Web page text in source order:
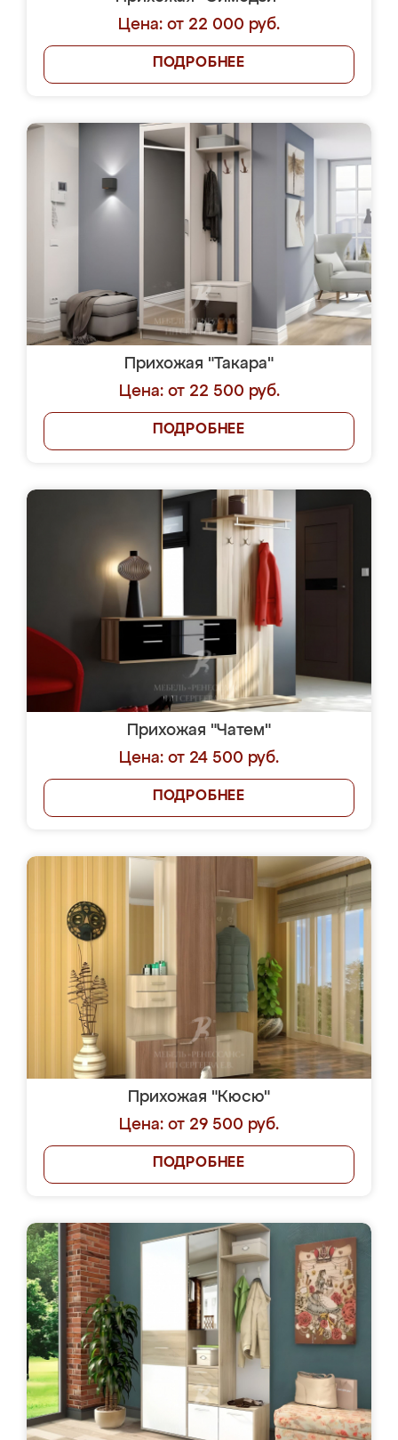
Цена: от 22 000 руб.
ПОДРОБНЕЕ
Прихожая "Такара"
Цена: от 22 500 руб.
ПОДРОБНЕЕ
Прихожая "Чатем"
Цена: от 24 500 руб.
ПОДРОБНЕЕ
Прихожая "Кюсю"
Цена: от 29 500 руб.
ПОДРОБНЕЕ